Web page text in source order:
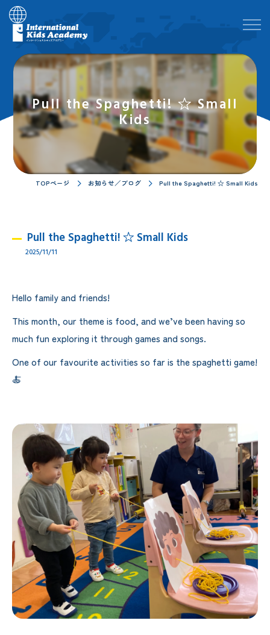
Pull the Spaghetti! ☆ Small
Kids
TOPページ お知らせ／ブログ Pull the Spaghetti! ☆ Small Kids
Pull the Spaghetti! ☆ Small Kids
2025/11/11
Hello family and friends!
This month, our theme is food, and we’ve been having so
much fun exploring it through games and songs.
One of our favourite activities so far is the spaghetti game!
🍝